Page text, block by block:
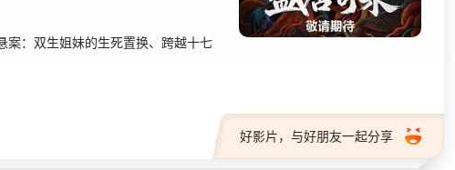
案：双生姐妹的生死置换、跨越十七
好影片，与好朋友一起分享